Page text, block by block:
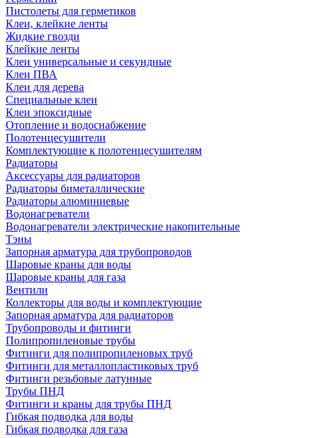
Пистолеты для герметиков
Клеи, клейкие ленты
Жидкие гвозди
Клейкие ленты
Клеи универсальные и секундные
Клеи ПВА
Клеи для дерева
Специальные клеи
Клеи эпоксидные
Отопление и водоснабжение
Полотенцесушители
Комплектующие к полотенцесушителям
Радиаторы
Аксессуары для радиаторов
Радиаторы биметаллические
Радиаторы алюминиевые
Водонагреватели
Водонагреватели электрические накопительные
Тэны
Запорная арматура для трубопроводов
Шаровые краны для воды
Шаровые краны для газа
Вентили
Коллекторы для воды и комплектующие
Запорная арматура для радиаторов
Трубопроводы и фитинги
Полипропиленовые трубы
Фитинги для полипропиленовых труб
Фитинги для металлопластиковых труб
Фитинги резьбовые латунные
Трубы ПНД
Фитинги и краны для трубы ПНД
Гибкая подводка для воды
Гибкая подводка для газа